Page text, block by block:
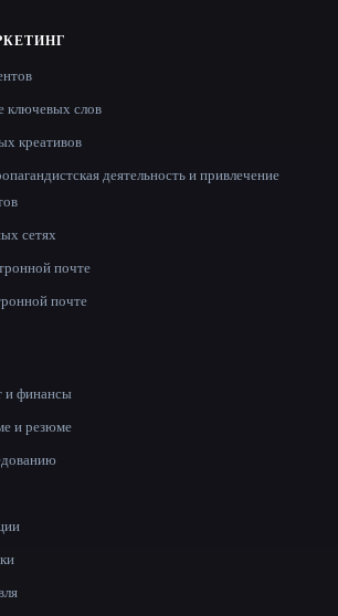
ключевых слов
креативов
деятельность и привлечение
сетях
почте
почте
и финансы
и резюме